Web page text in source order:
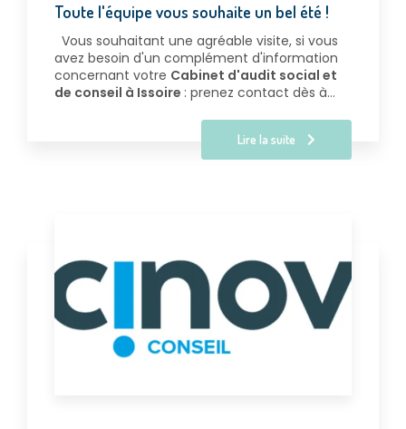
Toute l'équipe vous souhaite un bel été !
Vous souhaitant une agréable visite, si vous
avez besoin d'un complément d'information
concernant votre Cabinet d'audit social et
de conseil à Issoire : prenez contact dès à…
Lire la suite